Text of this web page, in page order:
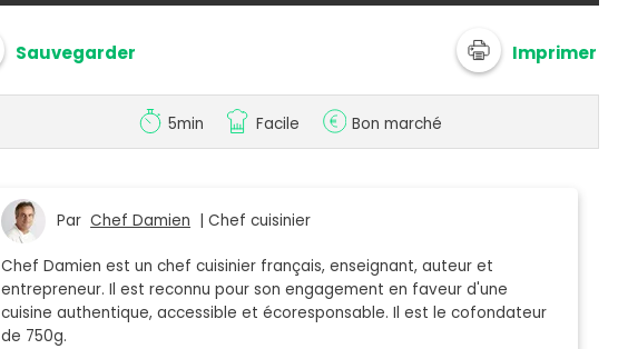
Sauvegarder Imprimer
5min Facile Bon marché
ParChef Damien | Chef cuisinier
Chef Damien est un chef cuisinier français, enseignant, auteur et
entrepreneur. Il est reconnu pour son engagement en faveur d'une
cuisine authentique, accessible et écoresponsable. Il est le cofondateur
de 750g.